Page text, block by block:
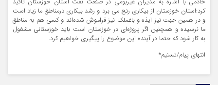
خادمی با اشاره به مدیران غیربومی در صنعت نفت استان خوزستان تاکید
کرد:استان خوزستان از بیکاری رنج می برد و رشد بیکاری درمناطق ما زیاد است
و در همین جهت نیز ایذه و باغملک نیز فراموش شده‌اند و کسی هم به مناطق
ما نرسیده و همچنین اگر پروژه‌ای در خوزستان است باید خوزستانی مشغول
به کار شود که حتما در آینده این موضوع را پیگیری خواهیم کرد.
انتهای پیام/تسنیم*